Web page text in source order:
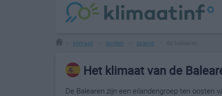
klimaat landen spanje
Het klimaat van de
De Balearen zijn een eilandengroep ten oosten